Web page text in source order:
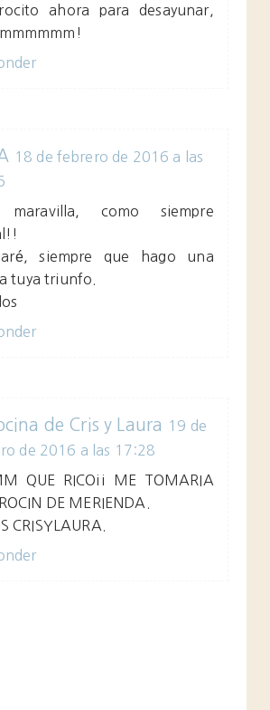
ahora para desayunar,
18 de febrero de 2016 a las
maravilla, como siempre
siempre que hago una
tuya triunfo.
de Cris y Laura
19 de
de 2016 a las 17:28
QUE RICO¡¡ ME TOMARIA
DE MERIENDA.
CRISYLAURA.